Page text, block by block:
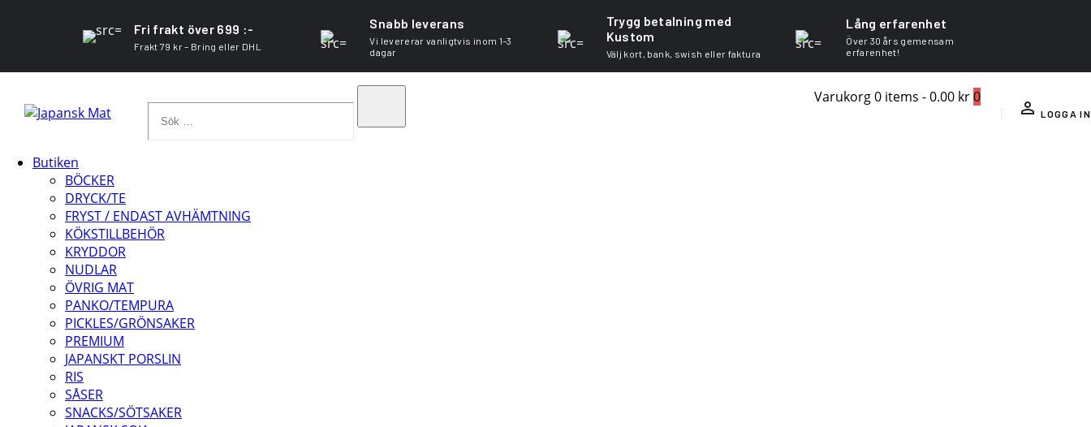
Fri frakt över 699 :-
Frakt 79 kr – Bring eller DHL
Snabb leverans
Vi levererar vanligtvis inom 1–3
dagar
Trygg betalning med
Kustom
Välj kort, bank, swish eller faktura
Lång erfarenhet
Över 30 års gemensam
erfarenhet!
Varukorg0 items -0.00 kr0
LOGGA IN
Butiken
BÖCKER
DRYCK/TE
FRYST / ENDAST AVHÄMTNING
KÖKSTILLBEHÖR
KRYDDOR
NUDLAR
ÖVRIG MAT
PANKO/TEMPURA
PICKLES/GRÖNSAKER
PREMIUM
JAPANSKT PORSLIN
RIS
SÅSER
SNACKS/SÖTSAKER